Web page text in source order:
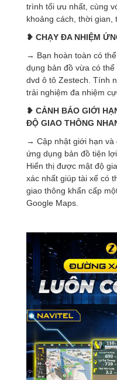
trình tối ưu nhất, cùng
khoảng cách, thời gian,
❥ CHẠY ĐA NHIỆM
→ Bạn hoàn toàn có
dụng bản đồ vừa có
dvd ô tô Zestech. Tính
trải nghiệm đa nhiệm
❥ CẢNH BÁO GIỚI
ĐỘ GIAO THÔNG
→ Cập nhật giới hạn và
ứng dụng bản đồ tiện lợi
Hiển thị được mật độ
xác nhất giúp tài xế có
giao thông khẩn cấp
Google Maps.